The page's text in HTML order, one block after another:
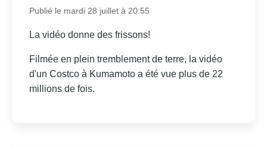
Publié le mardi 28 juillet à 20:55
La vidéo donne des frissons!
Filmée en plein tremblement de terre, la vidéo
d'un Costco à Kumamoto a été vue plus de 22
millions de fois.